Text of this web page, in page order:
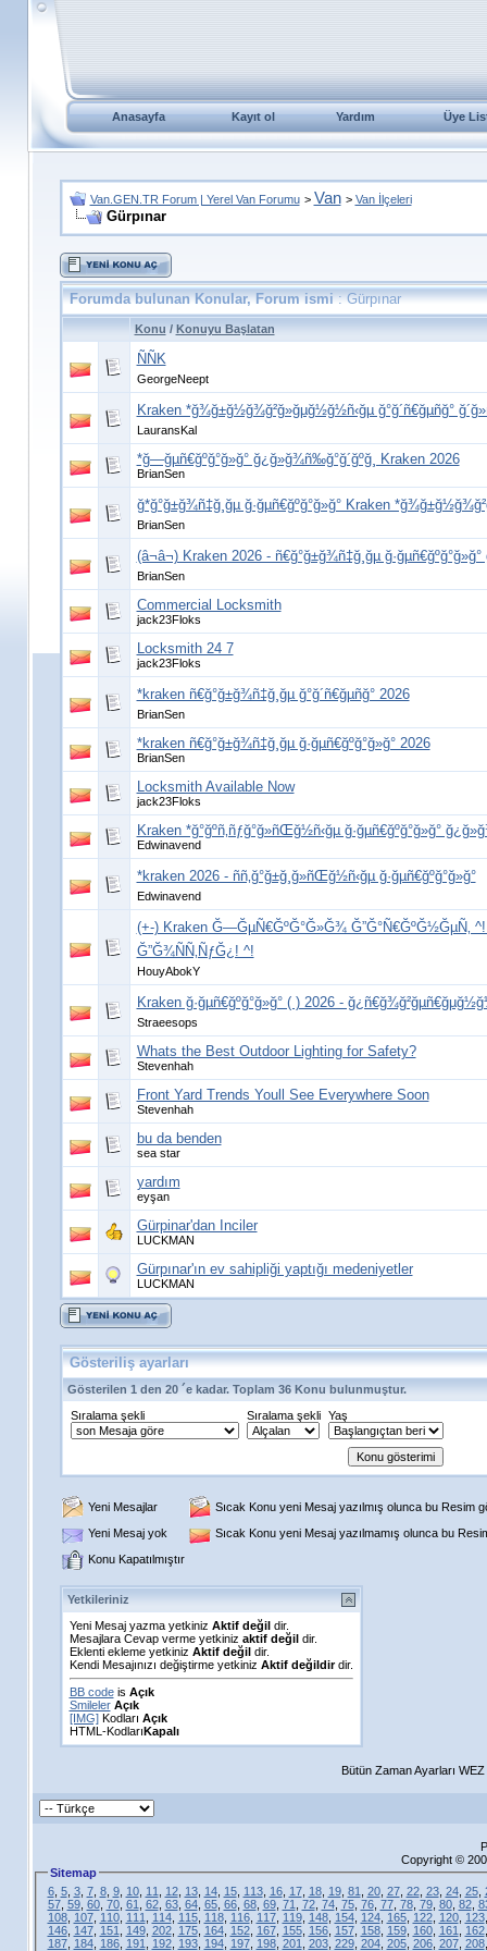
Anasayfa Kayıt ol Yardım Üye
Van.GEN.TR Forum | Yerel Van Forumu > Van > Van İlçeleri
Gürpınar
Forumda bulunan Konular, Forum ismi: Gürpınar
Konu / Konuyu Başlatan
ÑÑK
GeorgeNeept
Kraken *ğ¾ğ±ğ½ğ¾ğ²ğ»ğµğ½ğ½ñ‹ğµ ğ°ğ´ñ€ğµñğ°
LauransKal
*ğ—ğµñ€ğºğ°ğ»ğ° ğ¿ğ»ğ¾ñ‰ğ°ğ´ğºğ¸ Kraken 2026
BrianSen
ğ*ğ°ğ±ğ¾ñ‡ğ¸ğµ ğ·ğµñ€ğºğ°ğ»ğ° Kraken
BrianSen
(â¬â¬) Kraken 2026 - ñ€ğ°ğ±ğ¾ñ‡ğ¸ğµ ğ·ğµñ€ğºğ°ğ»ğ°
BrianSen
Commercial Locksmith
jack23Floks
Locksmith 24 7
jack23Floks
*kraken ñ€ğ°ğ±ğ¾ñ‡ğ¸ğµ ğ°ğ´ñ€ğµñğ° 2026
BrianSen
*kraken ñ€ğ°ğ±ğ¾ñ‡ğ¸ğµ ğ·ğµñ€ğºğ°ğ»ğ° 2026
BrianSen
Locksmith Available Now
jack23Floks
Kraken *ğ°ğºñ‚ñƒğ°ğ»ñŒğ½ñ‹ğµ ğ·ğµñ€ğºğ°ğ»ğ°
Edwinavend
*kraken 2026 - ññ‚ğ°ğ±ğ¸ğ»ñŒğ½ñ‹ğµ ğ·ğµñ€ğºğ°ğ»ğ°
Edwinavend
(+-) Kraken Ğ—ĞµÑ€ĞºĞ°Ğ»Ğ¾ Ğ”Ğ°Ñ€ĞºĞ½ĞµÑ‚ ^!
Ğ”Ğ¾ÑÑ‚ÑƒĞ¿! ^!
HouyAbokY
Kraken ğ·ğµñ€ğºğ°ğ»ğ° ( ) 2026 -
Straeesops
Whats the Best Outdoor Lighting for Safety?
Stevenhah
Front Yard Trends Youll See Everywhere Soon
Stevenhah
bu da benden
sea star
yardım
eyşan
Gürpinar'dan Inciler
LUCKMAN
Gürpınar'ın ev sahipliği yaptığı medeniyetler
LUCKMAN
Gösteriliş ayarları
Gösterilen 1 den 20 ´e kadar. Toplam 36 Konu bulunmuştur.
Sıralama şekli
Sıralama şekli Yaş
Yeni Mesajlar
Sıcak Konu yeni Mesaj yazılmış olunca bu Resim
Yeni Mesaj yok
Sıcak Konu yeni Mesaj yazılmamış olunca bu
Konu Kapatılmıştır
Yetkileriniz
Yeni Mesaj yazma yetkiniz Aktif değildir.
Mesajlara Cevap verme yetkiniz aktif değildir.
Eklenti ekleme yetkiniz Aktif değildir.
Kendi Mesajınızı değiştirme yetkiniz Aktif değildirdir.
BB codeis Açık
Smileler Açık
[IMG]Kodları Açık
HTML-KodlarıKapalı
Bütün Zaman Ayarları
Copyright ©
Sitemap
6, 5, 3, 7, 8, 9, 10, 11 12, 13, 14, 15, 113, 16, 17, 18, 19, 81 20, 27, 22, 23, 24, 25,
57, 59, 60, 70, 61 62, 63, 64, 65, 66, 68, 69, 71 72, 74, 75, 76, 77, 78, 79, 80, 82,
108, 107, 110, 111 114, 115, 118, 116, 117, 119, 148, 154, 124, 165, 122, 120, 123
146, 147, 151 149, 202, 175, 164, 152, 167, 155, 156, 157, 158, 159, 160, 161 162
187, 184, 186, 191 192, 193, 194, 197, 198, 201 203, 229, 204, 205, 206, 207, 208